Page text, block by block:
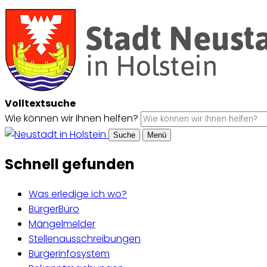
Volltextsuche
Wie können wir Ihnen helfen?
Suche
Menü
Schnell gefunden
Was erledige ich wo?
BürgerBüro
Mängelmelder
Stellenausschreibungen
Bürgerinfosystem